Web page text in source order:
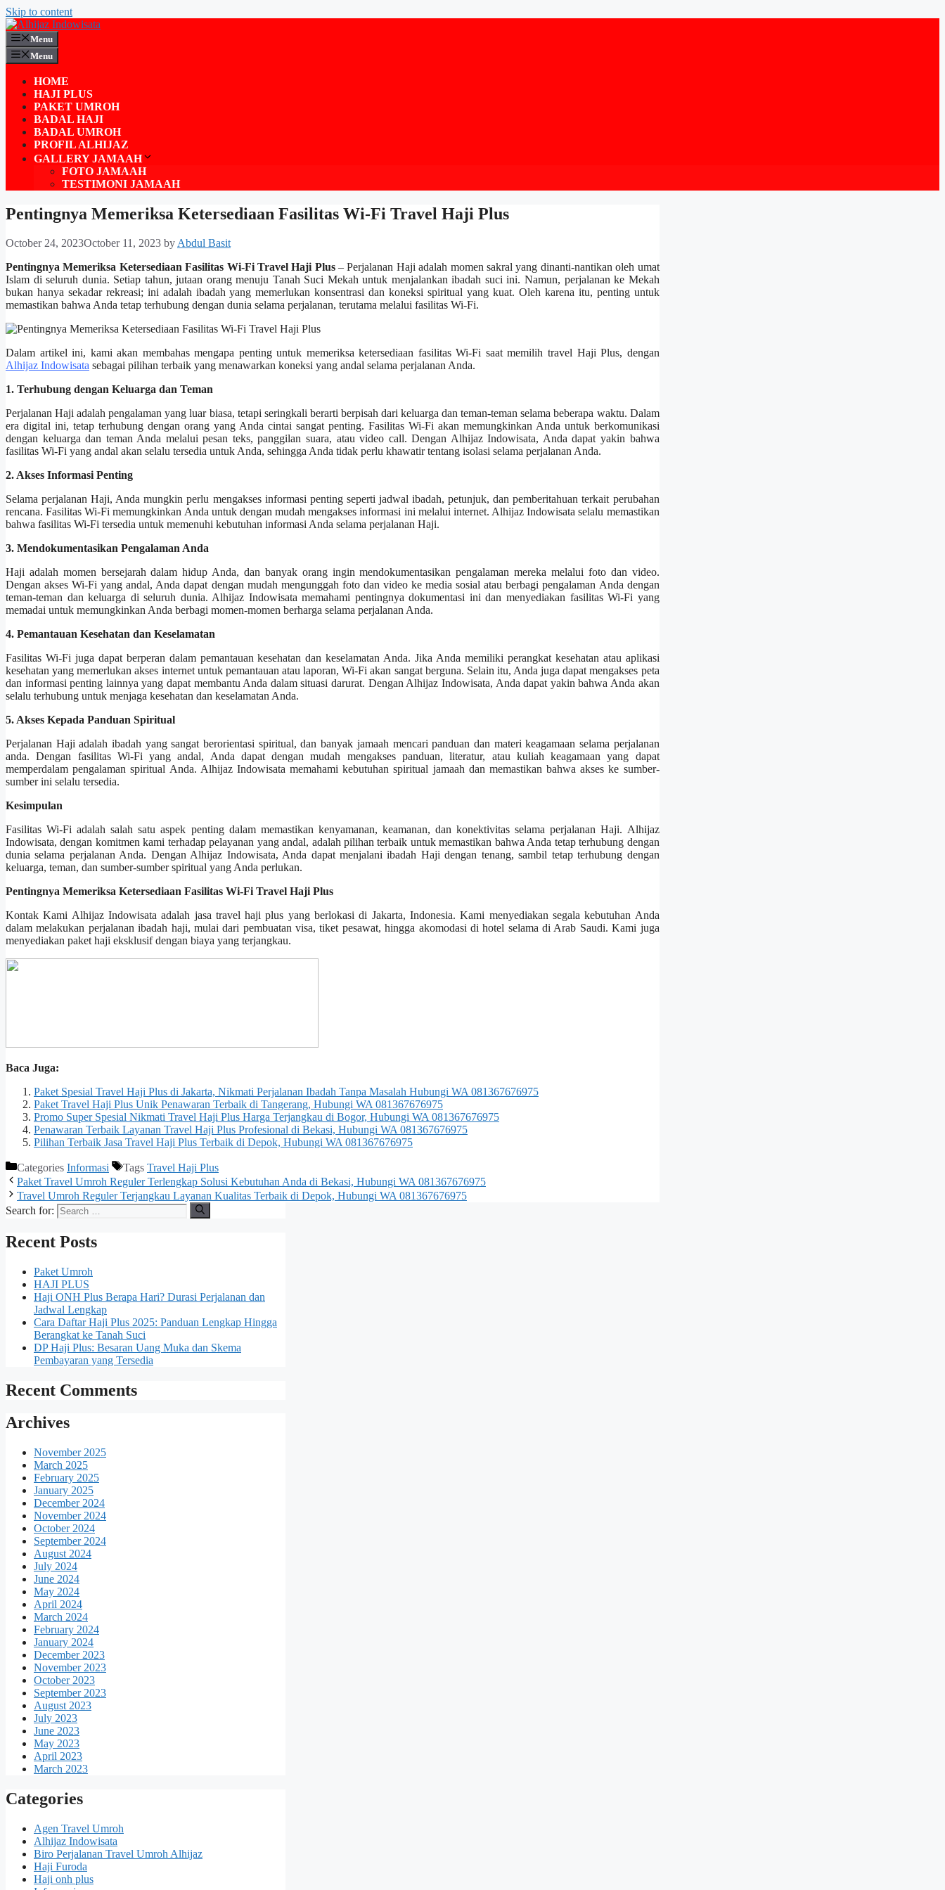
Skip to content
Menu
Menu
HOME
HAJI PLUS
PAKET UMROH
BADAL HAJI
BADAL UMROH
PROFIL ALHIJAZ
GALLERY JAMAAH
FOTO JAMAAH
TESTIMONI JAMAAH
Pentingnya Memeriksa Ketersediaan Fasilitas Wi-Fi Travel Haji Plus
October 24, 2023October 11, 2023 byAbdul Basit
Pentingnya Memeriksa Ketersediaan Fasilitas Wi-Fi Travel Haji Plus– Perjalanan Haji adalah momen sakral yang dinanti-nantikan oleh umat
Islam di seluruh dunia. Setiap tahun, jutaan orang menuju Tanah Suci Mekah untuk menjalankan ibadah suci ini. Namun, perjalanan ke Mekah
bukan hanya sekadar rekreasi; ini adalah ibadah yang memerlukan konsentrasi dan koneksi spiritual yang kuat. Oleh karena itu, penting untuk
memastikan bahwa Anda tetap terhubung dengan dunia selama perjalanan, terutama melalui fasilitas Wi-Fi.
Dalam artikel ini, kami akan membahas mengapa penting untuk memeriksa ketersediaan fasilitas Wi-Fi saat memilih travel Haji Plus, dengan
Alhijaz Indowisata sebagai pilihan terbaik yang menawarkan koneksi yang andal selama perjalanan Anda.
1. Terhubung dengan Keluarga dan Teman
Perjalanan Haji adalah pengalaman yang luar biasa, tetapi seringkali berarti berpisah dari keluarga dan teman-teman selama beberapa waktu. Dalam
era digital ini, tetap terhubung dengan orang yang Anda cintai sangat penting. Fasilitas Wi-Fi akan memungkinkan Anda untuk berkomunikasi
dengan keluarga dan teman Anda melalui pesan teks, panggilan suara, atau video call. Dengan Alhijaz Indowisata, Anda dapat yakin bahwa
fasilitas Wi-Fi yang andal akan selalu tersedia untuk Anda, sehingga Anda tidak perlu khawatir tentang isolasi selama perjalanan Anda.
2. Akses Informasi Penting
Selama perjalanan Haji, Anda mungkin perlu mengakses informasi penting seperti jadwal ibadah, petunjuk, dan pemberitahuan terkait perubahan
rencana. Fasilitas Wi-Fi memungkinkan Anda untuk dengan mudah mengakses informasi ini melalui internet. Alhijaz Indowisata selalu memastikan
bahwa fasilitas Wi-Fi tersedia untuk memenuhi kebutuhan informasi Anda selama perjalanan Haji.
3. Mendokumentasikan Pengalaman Anda
Haji adalah momen bersejarah dalam hidup Anda, dan banyak orang ingin mendokumentasikan pengalaman mereka melalui foto dan video.
Dengan akses Wi-Fi yang andal, Anda dapat dengan mudah mengunggah foto dan video ke media sosial atau berbagi pengalaman Anda dengan
teman-teman dan keluarga di seluruh dunia. Alhijaz Indowisata memahami pentingnya dokumentasi ini dan menyediakan fasilitas Wi-Fi yang
memadai untuk memungkinkan Anda berbagi momen-momen berharga selama perjalanan Anda.
4. Pemantauan Kesehatan dan Keselamatan
Fasilitas Wi-Fi juga dapat berperan dalam pemantauan kesehatan dan keselamatan Anda. Jika Anda memiliki perangkat kesehatan atau aplikasi
kesehatan yang memerlukan akses internet untuk pemantauan atau laporan, Wi-Fi akan sangat berguna. Selain itu, Anda juga dapat mengakses peta
dan informasi penting lainnya yang dapat membantu Anda dalam situasi darurat. Dengan Alhijaz Indowisata, Anda dapat yakin bahwa Anda akan
selalu terhubung untuk menjaga kesehatan dan keselamatan Anda.
5. Akses Kepada Panduan Spiritual
Perjalanan Haji adalah ibadah yang sangat berorientasi spiritual, dan banyak jamaah mencari panduan dan materi keagamaan selama perjalanan
anda. Dengan fasilitas Wi-Fi yang andal, Anda dapat dengan mudah mengakses panduan, literatur, atau kuliah keagamaan yang dapat
memperdalam pengalaman spiritual Anda. Alhijaz Indowisata memahami kebutuhan spiritual jamaah dan memastikan bahwa akses ke sumber-
sumber ini selalu tersedia.
Kesimpulan
Fasilitas Wi-Fi adalah salah satu aspek penting dalam memastikan kenyamanan, keamanan, dan konektivitas selama perjalanan Haji. Alhijaz
Indowisata, dengan komitmen kami terhadap pelayanan yang andal, adalah pilihan terbaik untuk memastikan bahwa Anda tetap terhubung dengan
dunia selama perjalanan Anda. Dengan Alhijaz Indowisata, Anda dapat menjalani ibadah Haji dengan tenang, sambil tetap terhubung dengan
keluarga, teman, dan sumber-sumber spiritual yang Anda perlukan.
Pentingnya Memeriksa Ketersediaan Fasilitas Wi-Fi Travel Haji Plus
Kontak Kami Alhijaz Indowisata adalah jasa travel haji plus yang berlokasi di Jakarta, Indonesia. Kami menyediakan segala kebutuhan Anda
dalam melakukan perjalanan ibadah haji, mulai dari pembuatan visa, tiket pesawat, hingga akomodasi di hotel selama di Arab Saudi. Kami juga
menyediakan paket haji eksklusif dengan biaya yang terjangkau.
Baca Juga:
Paket Spesial Travel Haji Plus di Jakarta, Nikmati Perjalanan Ibadah Tanpa Masalah Hubungi WA 081367676975
Paket Travel Haji Plus Unik Penawaran Terbaik di Tangerang, Hubungi WA 081367676975
Promo Super Spesial Nikmati Travel Haji Plus Harga Terjangkau di Bogor, Hubungi WA 081367676975
Penawaran Terbaik Layanan Travel Haji Plus Profesional di Bekasi, Hubungi WA 081367676975
Pilihan Terbaik Jasa Travel Haji Plus Terbaik di Depok, Hubungi WA 081367676975
Categories Informasi Tags Travel Haji Plus
Paket Travel Umroh Reguler Terlengkap Solusi Kebutuhan Anda di Bekasi, Hubungi WA 081367676975
Travel Umroh Reguler Terjangkau Layanan Kualitas Terbaik di Depok, Hubungi WA 081367676975
Search for:
Recent Posts
Paket Umroh
HAJI PLUS
Haji ONH Plus Berapa Hari? Durasi Perjalanan dan
Jadwal Lengkap
Cara Daftar Haji Plus 2025: Panduan Lengkap Hingga
Berangkat ke Tanah Suci
DP Haji Plus: Besaran Uang Muka dan Skema
Pembayaran yang Tersedia
Recent Comments
Archives
November 2025
March 2025
February 2025
January 2025
December 2024
November 2024
October 2024
September 2024
August 2024
July 2024
June 2024
May 2024
April 2024
March 2024
February 2024
January 2024
December 2023
November 2023
October 2023
September 2023
August 2023
July 2023
June 2023
May 2023
April 2023
March 2023
Categories
Agen Travel Umroh
Alhijaz Indowisata
Biro Perjalanan Travel Umroh Alhijaz
Haji Furoda
Haji onh plus